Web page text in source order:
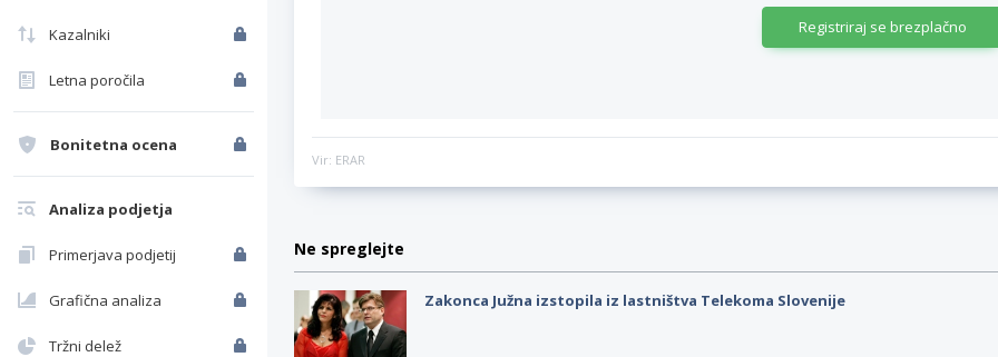
Kazalniki
Letna poročila
Bonitetna ocena
Analiza podjetja
Primerjava podjetij
Grafična analiza
Tržni delež
Registriraj se brezplačno
Vir: ERAR
Ne spreglejte
Zakonca Južna izstopila iz lastništva Telekoma Slovenije